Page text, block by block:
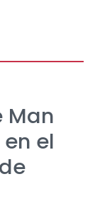
Man
el